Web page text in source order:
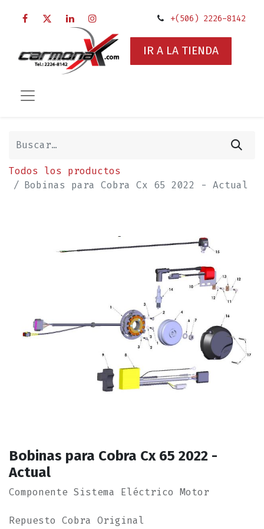
+(506) 2226-8142
IR A LA TIENDA
Todos los productos
Bobinas para Cobra Cx 65 2022 - Actual
Bobinas para Cobra Cx 65 2022 -
Actual
Componente Sistema Eléctrico Motor
Repuesto Cobra Original